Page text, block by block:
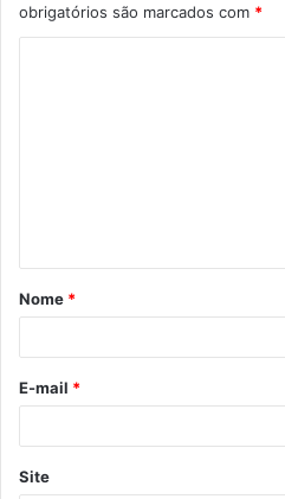
obrigatórios são marcados com *
á
r
*
Nome *
E-mail *
Site